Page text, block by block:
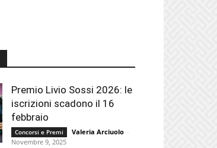
Premio Livio Sossi 2026: le
iscrizioni scadono il 16
febbraio
Concorsi e Premi Valeria Arciuolo -
Novembre 9, 2025